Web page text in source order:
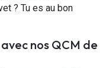
? Tu es au bon
nos QCM de